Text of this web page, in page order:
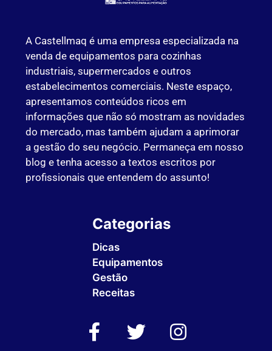
A Castellmaq é uma empresa especializada na
venda de equipamentos para cozinhas
industriais, supermercados e outros
estabelecimentos comerciais. Neste espaço,
apresentamos conteúdos ricos em
informações que não só mostram as novidades
do mercado, mas também ajudam a aprimorar
a gestão do seu negócio. Permaneça em nosso
blog e tenha acesso a textos escritos por
profissionais que entendem do assunto!
Categorias
Dicas
Equipamentos
Gestão
Receitas